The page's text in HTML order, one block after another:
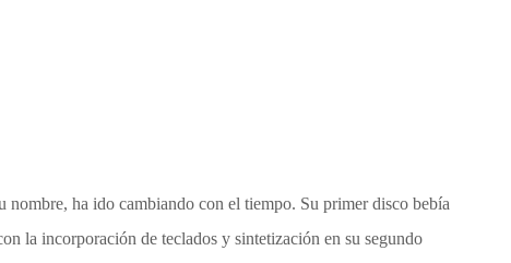
nombre, ha ido cambiando con el tiempo. Su primer disco bebía
la incorporación de teclados y sintetización en su segundo